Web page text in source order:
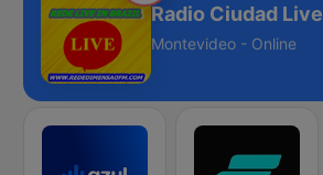
Radio Ciudad Live
Montevideo - Online